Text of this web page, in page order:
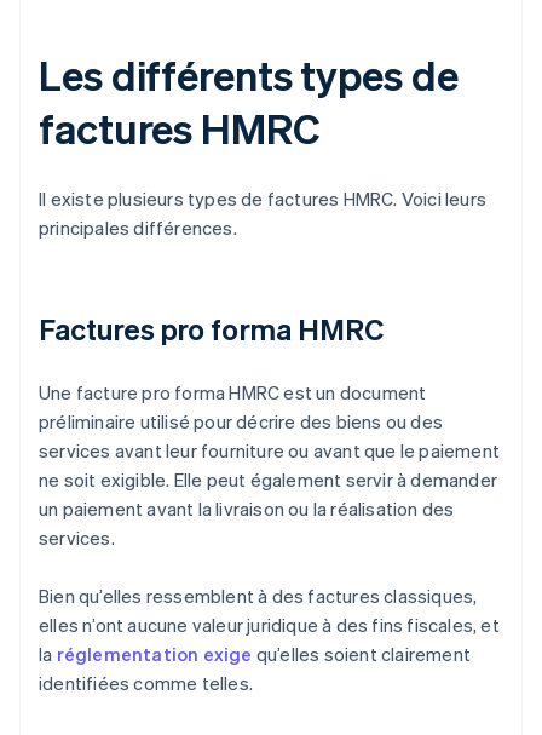
Les différents types de
factures HMRC
Il existe plusieurs types de factures HMRC. Voici leurs
principales différences.
Factures pro forma HMRC
Une facture pro forma HMRC est un document
préliminaire utilisé pour décrire des biens ou des
services avant leur fourniture ou avant que le paiement
ne soit exigible. Elle peut également servir à demander
un paiement avant la livraison ou la réalisation des
services.
Bien qu’elles ressemblent à des factures classiques,
elles n’ont aucune valeur juridique à des fins fiscales, et
la réglementation exige qu’elles soient clairement
identifiées comme telles.